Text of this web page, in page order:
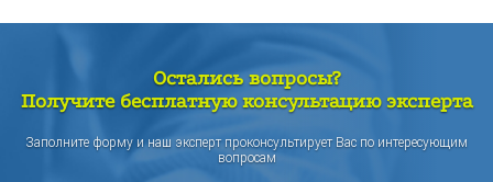
Остались вопросы?
Получите бесплатную консультацию эксперта
Заполните форму и наш эксперт проконсультирует Вас по интересующим
вопросам